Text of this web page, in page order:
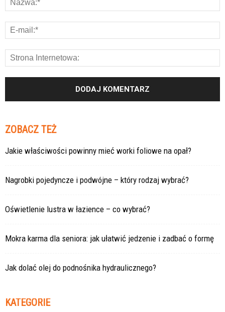
ZOBACZ TEŻ
Jakie właściwości powinny mieć worki foliowe na opał?
Nagrobki pojedyncze i podwójne – który rodzaj wybrać?
Oświetlenie lustra w łazience – co wybrać?
Mokra karma dla seniora: jak ułatwić jedzenie i zadbać o formę
Jak dolać olej do podnośnika hydraulicznego?
KATEGORIE